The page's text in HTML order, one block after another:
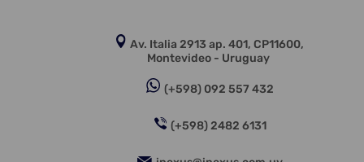
Av. Italia 2913 ap. 401, CP11600,
Montevideo - Uruguay
(+598) 092 557 432
(+598) 2482 6131